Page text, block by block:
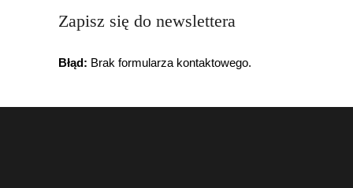
Zapisz się do newslettera
Błąd: Brak formularza kontaktowego.